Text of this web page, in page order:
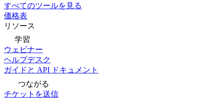
すべてのツールを見る
価格表
リソース
学習
ウェビナー
ヘルプデスク
ガイドと API ドキュメント
つながる
チケットを送信